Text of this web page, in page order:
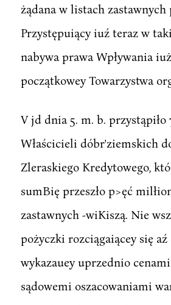
żądana w listach zastawnych
Przystępuiący iuź teraz w
nabywa prawa Wpływania
początkowey Towarzystwa
V jd dnia 5. m. b. przystąpiło
Właścicieli dóbr'ziemskich
Zleraskiego Kredytowego,
sumBię przeszło p>ęć
zastawnych -wiKiszą. Nie
pożyczki rozciągaiącey się aź
wykazauey uprzednio
sądowemi oszacowaniami